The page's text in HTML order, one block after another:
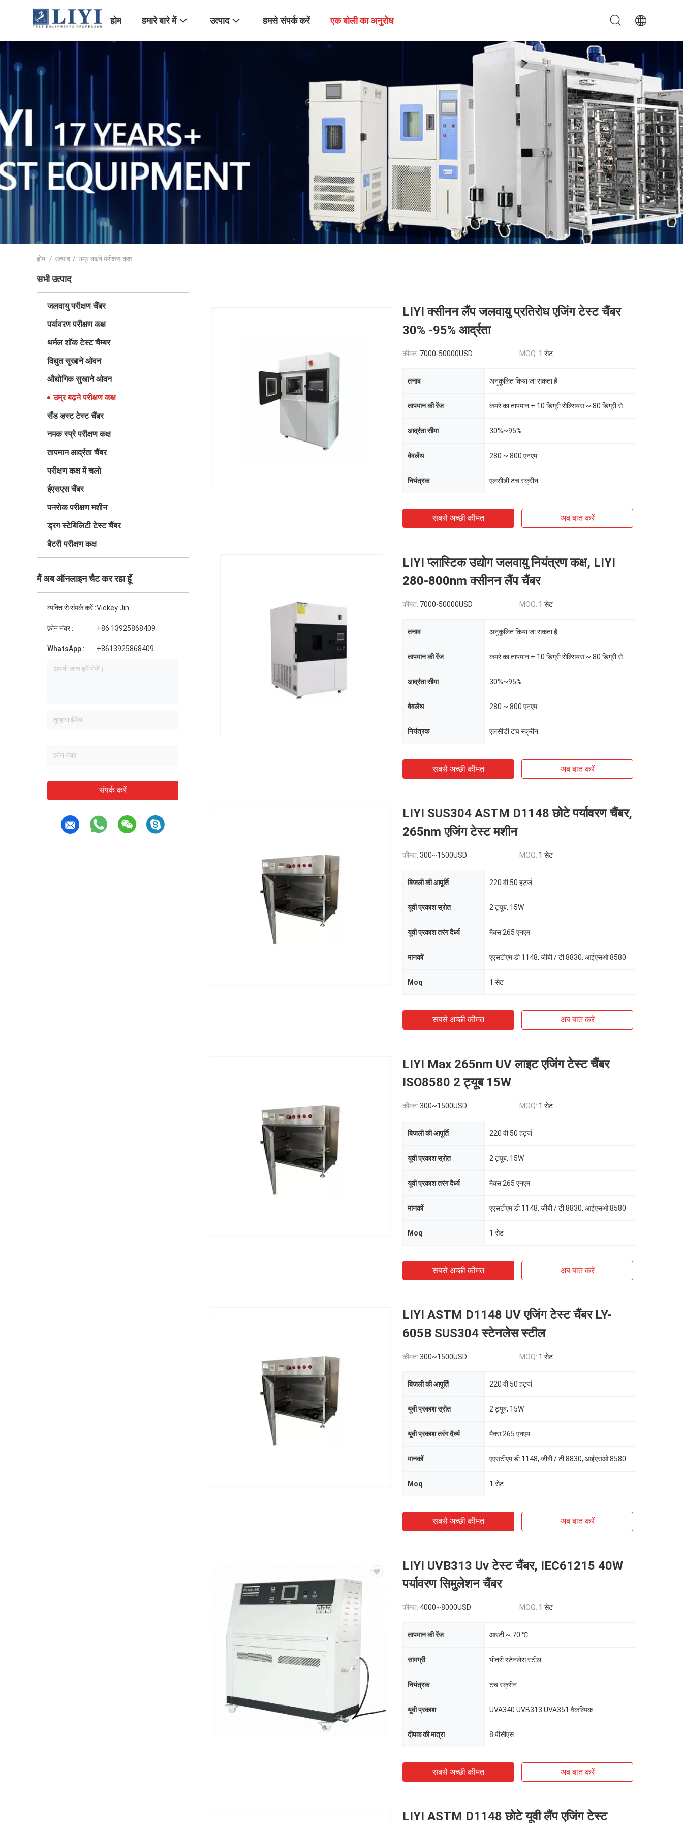
होम हमारे बारे में उत्पाद हमसे संपर्क करें एक बोली का अनुरोध
होम / उत्पाद / उम्र बढ़ने परीक्षण कक्ष
सभी उत्पाद
जलवायु परीक्षण चैंबर
पर्यावरण परीक्षण कक्ष
थर्मल शॉक टेस्ट चैम्बर
विद्युत सुखाने ओवन
औद्योगिक सुखाने ओवन
उम्र बढ़ने परीक्षण कक्ष
सैंड डस्ट टेस्ट चैंबर
नमक स्प्रे परीक्षण कक्ष
तापमान आर्द्रता चैंबर
परीक्षण कक्ष में चलो
ईएसएस चैंबर
पनरोक परीक्षण मशीन
ड्रग स्टेबिलिटी टेस्ट चैंबर
बैटरी परीक्षण कक्ष
मैं अब ऑनलाइन चैट कर रहा हूँ
व्यक्ति से संपर्क करें :Vickey Jin
फ़ोन नंबर : +86 13925868409
WhatsApp : +8613925868409
संपर्क करें
LIYI क्सीनन लैंप जलवायु प्रतिरोध एजिंग टेस्ट चैंबर
30% -95% आर्द्रता
कीमत: 7000-50000USD MOQ: 1 सेट
तनाव अनुकूलित किया जा सकता है
तापमान की रेंज कमरे का तापमान + 10 डिग्री सेल्सियस ~ 80 डिग्री सेल्सियस
आर्द्रता सीमा 30%~95%
वेवलेंथ 280 ~ 800 एनएम
नियंत्रक एलसीडी टच स्क्रीन
सबसे अच्छी कीमत अब बात करें
LIYI प्लास्टिक उद्योग जलवायु नियंत्रण कक्ष, LIYI
280-800nm ​​क्सीनन लैंप चैंबर
कीमत: 7000-50000USD MOQ: 1 सेट
तनाव अनुकूलित किया जा सकता है
तापमान की रेंज कमरे का तापमान + 10 डिग्री सेल्सियस ~ 80 डिग्री सेल्सियस
आर्द्रता सीमा 30%~95%
वेवलेंथ 280 ~ 800 एनएम
नियंत्रक एलसीडी टच स्क्रीन
सबसे अच्छी कीमत अब बात करें
LIYI SUS304 ASTM D1148 छोटे पर्यावरण चैंबर,
265nm एजिंग टेस्ट मशीन
कीमत: 300~1500USD MOQ: 1 सेट
बिजली की आपूर्ति 220 वी 50 हर्ट्ज
यूवी प्रकाश स्रोत 2 ट्यूब, 15W
यूवी प्रकाश तरंग दैर्ध्य मैक्स 265 एनएम
मानकों एएसटीएम डी 1148, जीबी / टी 8830, आईएसओ 8580
Moq 1 सेट
सबसे अच्छी कीमत अब बात करें
LIYI Max 265nm UV लाइट एजिंग टेस्ट चैंबर
ISO8580 2 ट्यूब 15W
कीमत: 300~1500USD MOQ: 1 सेट
बिजली की आपूर्ति 220 वी 50 हर्ट्ज
यूवी प्रकाश स्रोत 2 ट्यूब, 15W
यूवी प्रकाश तरंग दैर्ध्य मैक्स 265 एनएम
मानकों एएसटीएम डी 1148, जीबी / टी 8830, आईएसओ 8580
Moq 1 सेट
सबसे अच्छी कीमत अब बात करें
LIYI ASTM D1148 UV एजिंग टेस्ट चैंबर LY-
605B SUS304 स्टेनलेस स्टील
कीमत: 300~1500USD MOQ: 1 सेट
बिजली की आपूर्ति 220 वी 50 हर्ट्ज
यूवी प्रकाश स्रोत 2 ट्यूब, 15W
यूवी प्रकाश तरंग दैर्ध्य मैक्स 265 एनएम
मानकों एएसटीएम डी 1148, जीबी / टी 8830, आईएसओ 8580
Moq 1 सेट
सबसे अच्छी कीमत अब बात करें
LIYI UVB313 Uv टेस्ट चैंबर, IEC61215 40W
पर्यावरण सिमुलेशन चैंबर
कीमत: 4000~8000USD MOQ: 1 सेट
तापमान की रेंज आरटी ~ 70 ℃
सामग्री भीतरी स्टेनलेस स्टील
नियंत्रक टच स्क्रीन
यूवी प्रकाश UVA340 UVB313 UVA351 वैकल्पिक
दीपक की मात्रा 8 पीसीएस
सबसे अच्छी कीमत अब बात करें
LIYI ASTM D1148 छोटे यूवी लैंप एजिंग टेस्ट